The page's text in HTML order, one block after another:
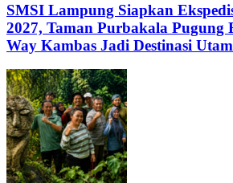
SMSI Lampung Siapkan
2027, Taman Purbakala Pugung
Way Kambas Jadi Destinasi